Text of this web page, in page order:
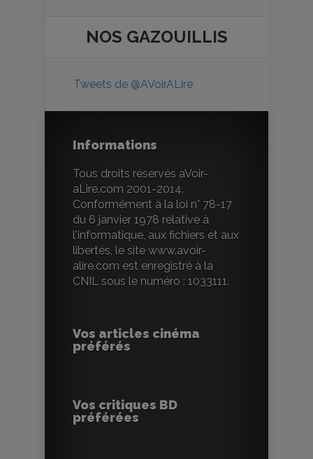
NOS GAZOUILLIS
Tweets de @AVoirALire
Informations
Tous droits réservés aVoir-
aLire.com 2001-2014.
Conformément à la loi n° 78-17
du 6 janvier 1978 relative à
l'informatique, aux fichiers et aux
libertés, le site www.avoir-
alire.com est enregistré à la
CNIL sous le numéro : 1033111.
Vos articles cinéma
préférés
Vos critiques BD
préférées